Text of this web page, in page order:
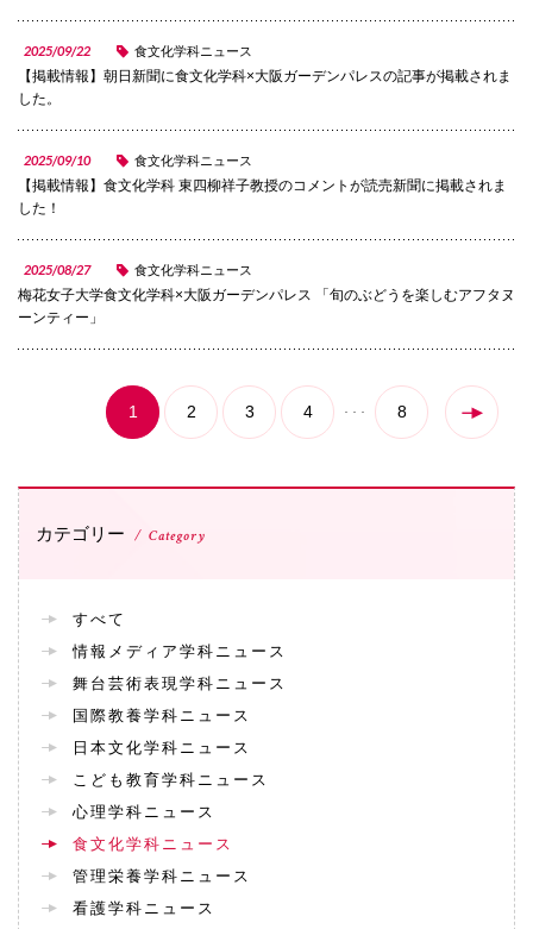
072-643-6221
072-643-6566
お問い合わせ 交通アクセス サイトマップ English
2025/09/22 食文化学科ニュース
【掲載情報】朝日新聞に食文化学科×大阪ガーデンパレスの記事が掲載されま
した。
2025/09/10 食文化学科ニュース
【掲載情報】食文化学科 東四柳祥子教授のコメントが読売新聞に掲載されま
した！
2025/08/27 食文化学科ニュース
梅花女子大学食文化学科×大阪ガーデンパレス 「旬のぶどうを楽しむアフタヌ
ーンティー」
1 2 3 4 8
カテゴリー Category
すべて
情報メディア学科ニュース
舞台芸術表現学科ニュース
国際教養学科ニュース
日本文化学科ニュース
こども教育学科ニュース
心理学科ニュース
食文化学科ニュース
管理栄養学科ニュース
看護学科ニュース